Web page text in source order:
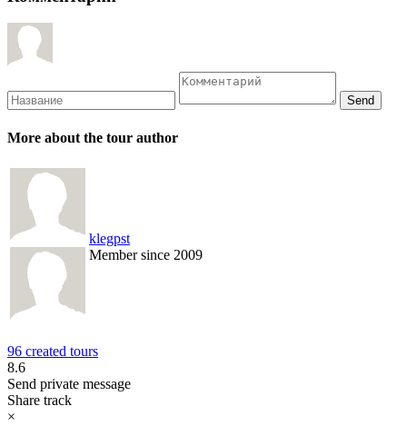
More about the tour author
klegpst
Member since 2009
96 created tours
8.6
Send private message
Share track
×